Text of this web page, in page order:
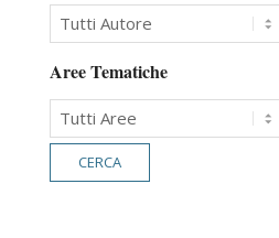
Aree Tematiche